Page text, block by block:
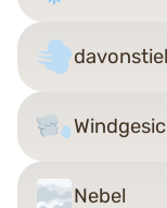
Nebel